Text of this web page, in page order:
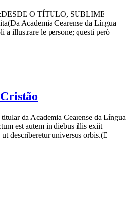
O TÍTULO, SUBLIME
Academia Cearense da Língua
a illustrare le persone; questi però
da Academia Cearense da Língua
est autem in diebus illis exiit
describeretur universus orbis.(E